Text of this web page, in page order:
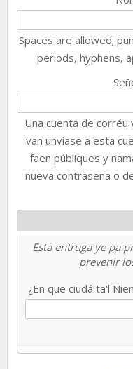
Spaces are allowed;
periods, hyphens,
Una cuenta de
van unviase a esta
faen públiques y
nueva contraseña o
Esta entruga ye pa
prevenir
¿En que ciudá ta'l